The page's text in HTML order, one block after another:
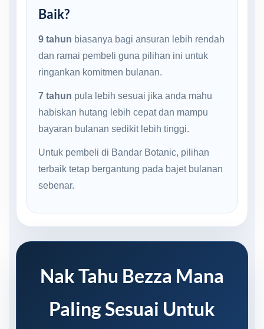
Baik?
9 tahun biasanya bagi ansuran lebih rendah
dan ramai pembeli guna pilihan ini untuk
ringankan komitmen bulanan.
7 tahun pula lebih sesuai jika anda mahu
habiskan hutang lebih cepat dan mampu
bayaran bulanan sedikit lebih tinggi.
Untuk pembeli di Bandar Botanic, pilihan
terbaik tetap bergantung pada bajet bulanan
sebenar.
Nak Tahu Bezza Mana
Paling Sesuai Untuk